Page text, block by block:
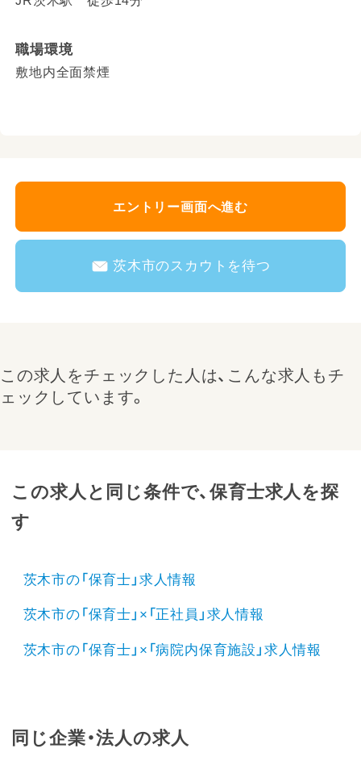
職場環境
敷地内全面禁煙
エントリー画面へ進む
茨木市のスカウトを待つ
この求人をチェックした人は、こんな求人もチ
ェックしています。
この求人と同じ条件で、保育士求人を探
す
茨木市の「保育士」求人情報
茨木市の「保育士」×「正社員」求人情報
茨木市の「保育士」×「病院内保育施設」求人情報
同じ企業・法人の求人